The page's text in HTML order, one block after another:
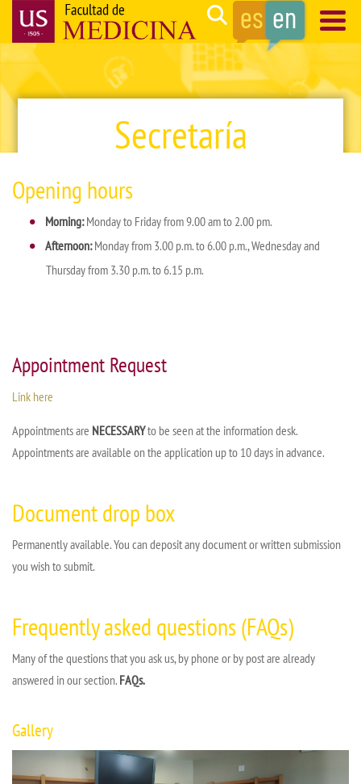
content
Search
Navegación
principal
Secretaría
Opening hours
Morning:Monday to Friday from 9.00 am to 2.00 pm.
Afternoon:Monday from 3.00 p.m. to 6.00 p.m., Wednesday and
Thursday from 3.30 p.m. to 6.15 p.m.
Appointment Request
Link here
Appointments are NECESSARYto be seen at the information desk.
Appointments are available on the application up to 10 days in advance.
Document drop box
Permanently available. You can deposit any document or written submission
you wish to submit.
Frequently asked questions (FAQs)
Many of the questions that you ask us, by phone or by post are already
answered in our section. FAQs.
Gallery